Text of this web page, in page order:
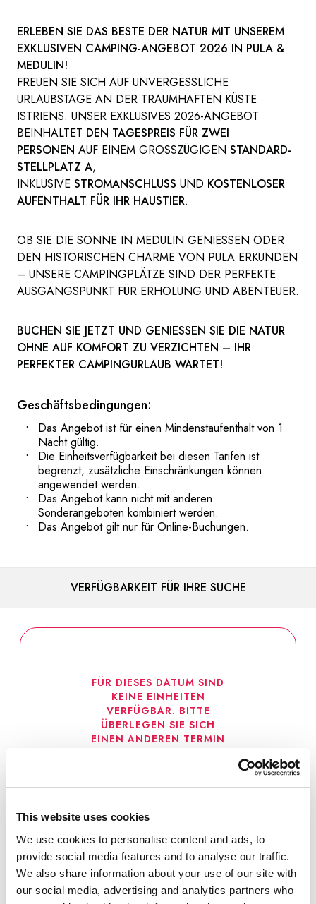
This website uses cookies
We use cookies to personalise content and ads, to
provide social media features and to analyse our traffic.
We also share information about your use of our site with
our social media, advertising and analytics partners who
ERLEBEN SIE DAS BESTE DER NATUR MIT UNSEREM
EXKLUSIVEN CAMPING-ANGEBOT 2026 IN PULA &
MEDULIN!
FREUEN SIE SICH AUF UNVERGESSLICHE
URLAUBSTAGE AN DER TRAUMHAFTEN KÜSTE
ISTRIENS. UNSER EXKLUSIVES 2026-ANGEBOT
BEINHALTET DEN TAGESPREIS FÜR ZWEI
PERSONEN AUF EINEM GROSSZÜGIGEN STANDARD-
STELLPLATZ A,
INKLUSIVE STROMANSCHLUSS UND KOSTENLOSER
AUFENTHALT FÜR IHR HAUSTIER.
OB SIE DIE SONNE IN MEDULIN GENIESSEN ODER D
EN HISTORISCHEN CHARME VON PULA ERKUNDEN –
UNSERE CAMPINGPLÄTZE SIND DER PERFEKTE A
USGANGSPUNKT FÜR ERHOLUNG UND ABENTEUER.
BUCHEN SIE JETZT UND GENIESSEN SIE DIE NATUR O
HNE AUF KOMFORT ZU VERZICHTEN – IHR P
ERFEKTER CAMPINGURLAUB WARTET!
Geschäftsbedingungen:
Das Angebot ist für einen Mindenstaufenthalt von 1
Nächt gültig.
Die Einheitsverfügbarkeit bei diesen Tarifen ist
begrenzt, zusätzliche Einschränkungen können
angewendet werden.
Das Angebot kann nicht mit anderen
Sonderangeboten kombiniert werden.
Das Angebot gilt nur für Online-Buchungen.
VERFÜGBARKEIT FÜR IHRE SUCHE
FÜR DIESES DATUM SIND
KEINE EINHEITEN
VERFÜGBAR. BITTE
ÜBERLEGEN SIE SICH
EINEN ANDEREN TERMIN